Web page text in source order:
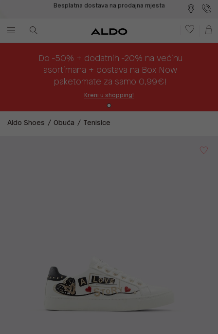
Do -50% + dodatnih -20% na većinu
asortimana + dostava na Box Now
paketomate za samo 0,99€!
Kreni u shopping!
Aldo Shoes Obuća Tenisice